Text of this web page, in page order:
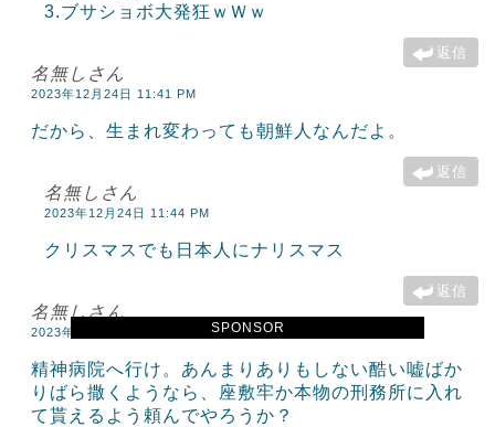
SPONSOR
3.ブサショボ大発狂ｗＷｗ
返信
名無しさん
2023年12月24日 11:41 PM
だから、生まれ変わっても朝鮮人なんだよ。
返信
名無しさん
2023年12月24日 11:44 PM
クリスマスでも日本人にナリスマス
返信
名無しさん
2023年12月24日 11:55 PM
精神病院へ行け。あんまりありもしない酷い嘘ばか
りばら撒くようなら、座敷牢か本物の刑務所に入れ
て貰えるよう頼んでやろうか？